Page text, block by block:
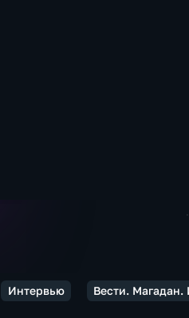
Интервью Вести. Магадан.